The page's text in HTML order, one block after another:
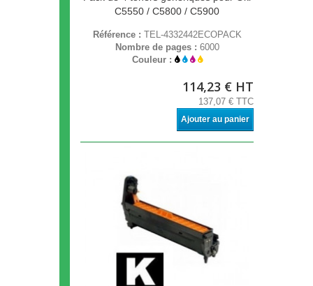
C5550 / C5800 / C5900
Référence : TEL-4332442ECOPACK
Nombre de pages : 6000
Couleur :
114,23 € HT
137,07 € TTC
Ajouter au panier